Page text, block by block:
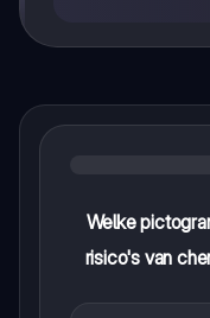
Welke
risico's van